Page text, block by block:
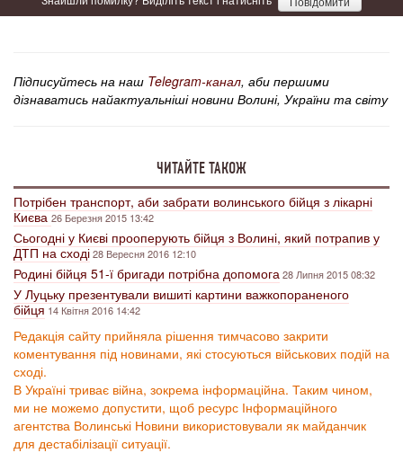
Підписуйтесь на наш Telegram-канал, аби першими
дізнаватись найактуальніші новини Волині, України та світу
ЧИТАЙТЕ ТАКОЖ
Потрібен транспорт, аби забрати волинського бійця з лікарні
Києва26 Березня 2015 13:42
Сьогодні у Києві прооперують бійця з Волині, який потрапив у
ДТП на сході28 Вересня 2016 12:10
Родині бійця 51-ї бригади потрібна допомога 28 Липня 2015 08:32
У Луцьку презентували вишиті картини важкопораненого
бійця 14 Квітня 2016 14:42
Редакція сайту прийняла рішення тимчасово закрити
коментування під новинами, які стосуються військових подій на
сході.
В Україні триває війна, зокрема інформаційна. Таким чином,
ми не можемо допустити, щоб ресурс Інформаційного
агентства Волинські Новини використовували як майданчик
для дестабілізації ситуації.